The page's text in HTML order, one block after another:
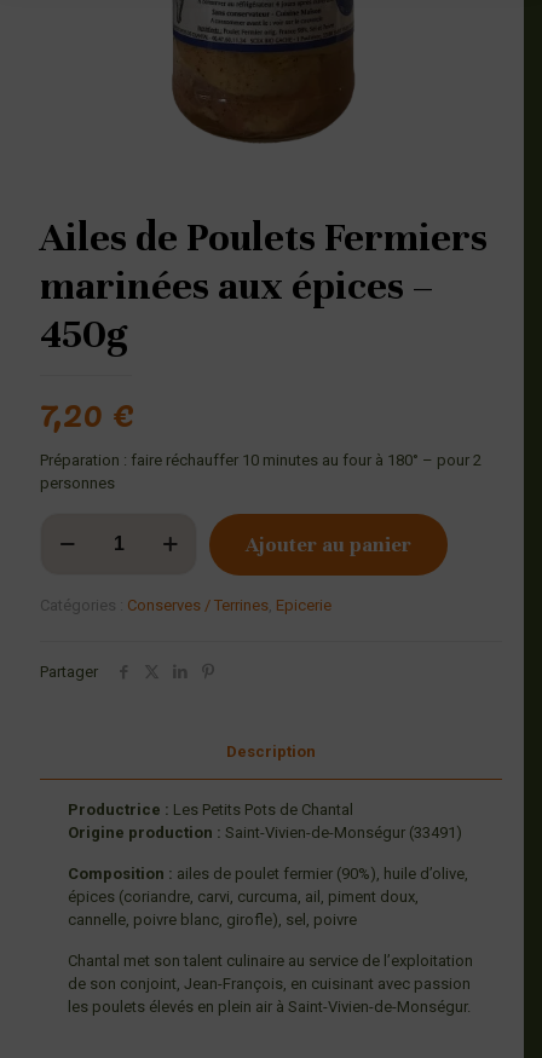
Ailes de Poulets Fermiers
marinées aux épices –
450g
7,20€
Préparation : faire réchauffer 10 minutes au four à 180° – pour 2
personnes
Poulets
Ajouter au panier
Catégories : Conserves / Terrines, Epicerie
Partager
Description
Productrice : Les Petits Pots de Chantal
Origine production :Saint-Vivien-de-Monségur (33491)
Composition : ailes de poulet fermier (90%), huile d’olive,
épices (coriandre, carvi, curcuma, ail, piment doux,
cannelle, poivre blanc, girofle), sel, poivre
Chantal met son talent culinaire au service de l’exploitation
de son conjoint, Jean-François, en cuisinant avec passion
les poulets élevés en plein air à Saint-Vivien-de-Monségur.